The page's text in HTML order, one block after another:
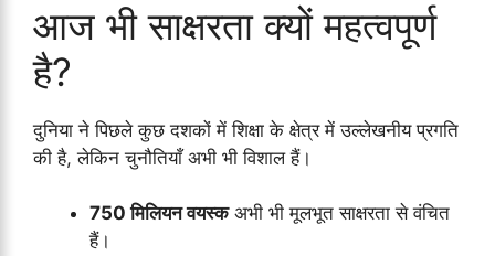
आज भी साक्षरता क्यों महत्वपूर्ण
है?
दुनिया ने पिछले कुछ दशकों में शिक्षा के क्षेत्र में उल्लेखनीय प्रगति
की है, लेकिन चुनौतियाँ अभी भी विशाल हैं।
750 मिलियन वयस्कअभी भी मूलभूत साक्षरता से वंचित
हैं।